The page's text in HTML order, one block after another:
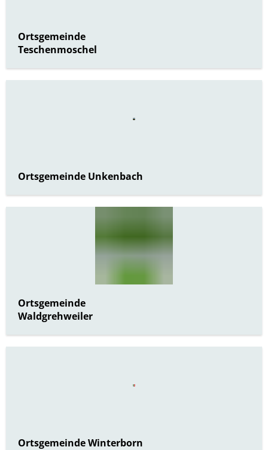
Ortsgemeinde
Teschenmoschel
Ortsgemeinde Unkenbach
Ortsgemeinde
Waldgrehweiler
Ortsgemeinde Winterborn